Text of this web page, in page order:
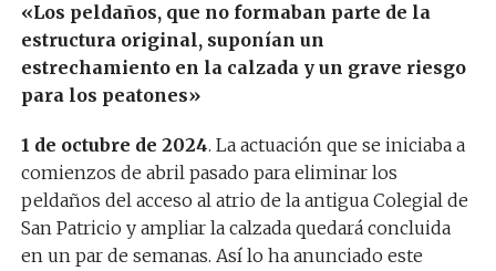
«Los peldaños, que no formaban parte de la
estructura original, suponían un
estrechamiento en la calzada y un grave riesgo
para los peatones»
1 de octubre de 2024. La actuación que se iniciaba a
comienzos de abril pasado para eliminar los
peldaños del acceso al atrio de la antigua Colegial de
San Patricio y ampliar la calzada quedará concluida
en un par de semanas. Así lo ha anunciado este